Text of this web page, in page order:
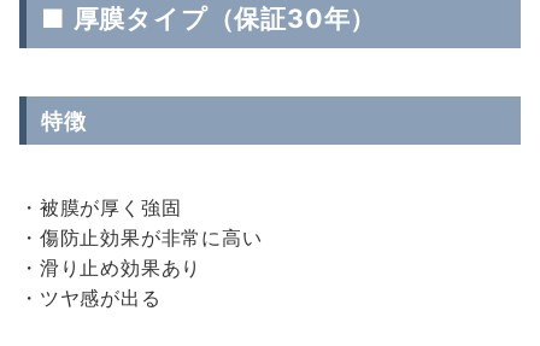
■ 厚膜タイプ（保証30年）
特徴
・被膜が厚く強固
・傷防止効果が非常に高い
・滑り止め効果あり
・ツヤ感が出る